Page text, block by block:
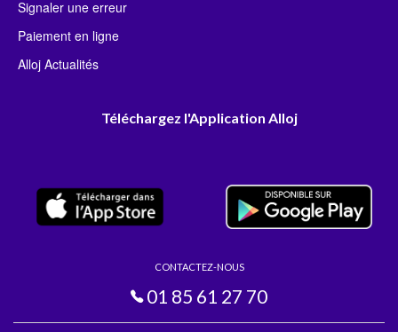
Signaler une erreur
Paiement en ligne
Alloj Actualités
Téléchargez l'Application Alloj
CONTACTEZ-NOUS
01 85 61 27 70